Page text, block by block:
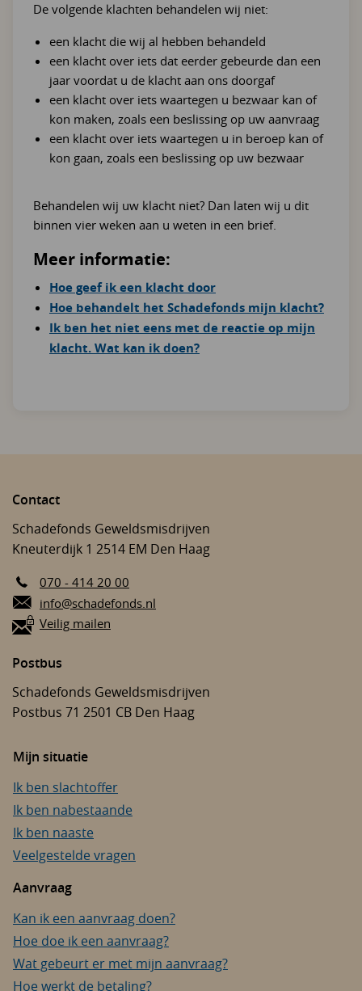
De volgende klachten behandelen wij niet:
een klacht die wij al hebben behandeld
een klacht over iets dat eerder gebeurde dan een
jaar voordat u de klacht aan ons doorgaf
een klacht over iets waartegen u bezwaar kan of
kon maken, zoals een beslissing op uw aanvraag
een klacht over iets waartegen u in beroep kan of
kon gaan, zoals een beslissing op uw bezwaar
Behandelen wij uw klacht niet? Dan laten wij u dit
binnen vier weken aan u weten in een brief.
Meer informatie:
Hoe geef ik een klacht door
Hoe behandelt het Schadefonds mijn klacht?
Ik ben het niet eens met de reactie op mijn
klacht. Wat kan ik doen?
Contact
Schadefonds Geweldsmisdrijven
Kneuterdijk 1 2514 EM Den Haag
070 - 414 20 00
E-mail:
info@schadefonds.nl
Veilig mailen
Postbus
Schadefonds Geweldsmisdrijven
Postbus 71 2501 CB Den Haag
Mijn situatie
Ik ben slachtoffer
Ik ben nabestaande
Ik ben naaste
Veelgestelde vragen
Aanvraag
Kan ik een aanvraag doen?
Hoe doe ik een aanvraag?
Wat gebeurt er met mijn aanvraag?
Hoe werkt de betaling?